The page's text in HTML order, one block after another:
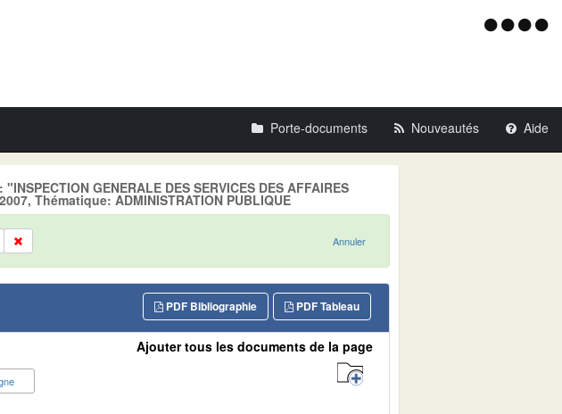
Menu
Porte-documents Nouveautés Aide
GENERALE DES SERVICES DES AFFAIRES
Thématique: ADMINISTRATION PUBLIQUE
Annuler
PDF Tableau
PDF Bibliographie
Ajouter tous les documents de la page